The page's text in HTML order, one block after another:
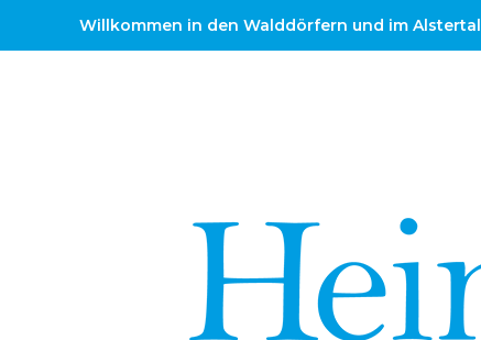
Willkommen in den Walddörfern und im Alstertal